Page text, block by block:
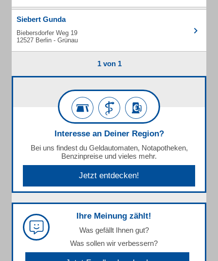
Siebert Gunda
Biebersdorfer Weg 19
12527 Berlin - Grünau
1 von 1
Interesse an Deiner Region?
Bei uns findest du Geldautomaten, Notapotheken,
Benzinpreise und vieles mehr.
Jetzt entdecken!
Ihre Meinung zählt!
Was gefällt Ihnen gut?
Was sollen wir verbessern?